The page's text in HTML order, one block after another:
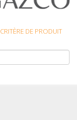
CRITÈRE DE PRODUIT